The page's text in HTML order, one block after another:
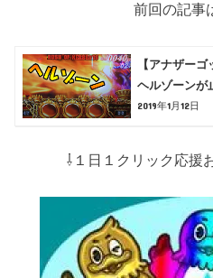
前回の記事
【アナザー
ヘルゾーンが
2019年1月12日
⇩１日１クリック応援